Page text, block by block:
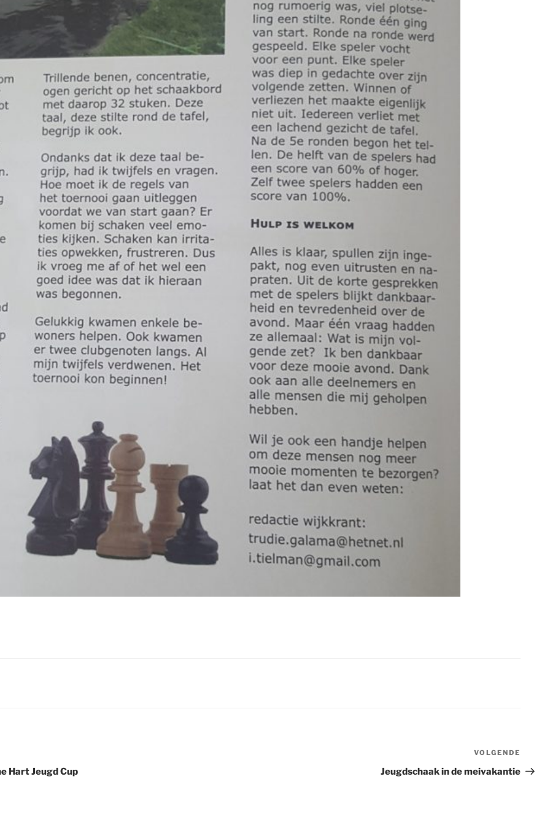
Hart Jeugd Cup
VOLGENDE
Jeugdschaak in de meivakantie